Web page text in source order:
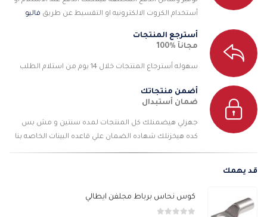
أستخدام الكروت الالكترونيه او التقسيط عن طريق فاليو
أسترجع المنتجات
مجانآ %100
سهوله أسترجاع المنتجات خلال 14 يوم من استلام الطلب
أضمن منتجاتك
ضمان أستبدال
جهزلي هيضمنلك كل المنتجات لمده سنتين و مش بس
كده هيخزنلك شهاده الضمان علي قاعده البينات الخاصه بنا
قد يهمك
كوس نحاس برباط مجلفن ايطالي